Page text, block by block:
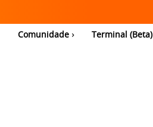
Comunidade Terminal (Beta)